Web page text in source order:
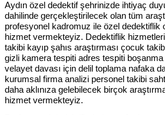
Aydın özel dedektif şehrinizde ihtiyaç
dahilinde gerçekleştirilecek olan tüm
profesyonel kadromuz ile özel dedektiflik
hizmet vermekteyiz. Dedektiflik
takibi kayıp şahıs araştırması çocuk
gizli kamera tespiti adres tespiti boşanma
velayet davası için delil toplama nafaka
kurumsal firma analizi personel takibi
daha aklınıza gelebilecek birçok
hizmet vermekteyiz.